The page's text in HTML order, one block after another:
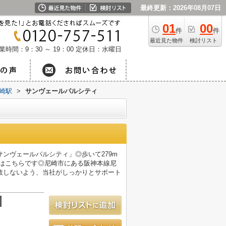
最終更新：2026年08月07日
01件
最近見た物件
00件
検討リスト
時間：9：30 ～ 19：00 定休日：水曜日
駅 > サンヴェールパルシティ
ヴェールパルシティ」◎歩いて279m
こちらです◎尼崎市にある阪神本線尼
ないよう、当社がしっかりとサポート